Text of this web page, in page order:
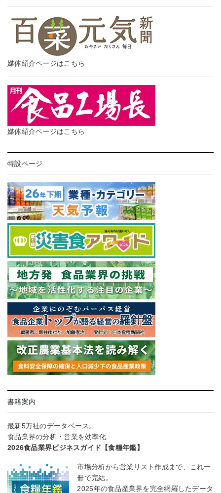
媒体紹介ページはこちら
媒体紹介ページはこちら
特設ページ
書籍案内
最新5万社のデータベース。
食品業界の分析・営業を効率化
2026食品業界ビジネスガイド【食糧年鑑】
市場分析から営業リスト作成まで、これ一
冊で完結。
2025年の食品産業界を完全網羅したデータ